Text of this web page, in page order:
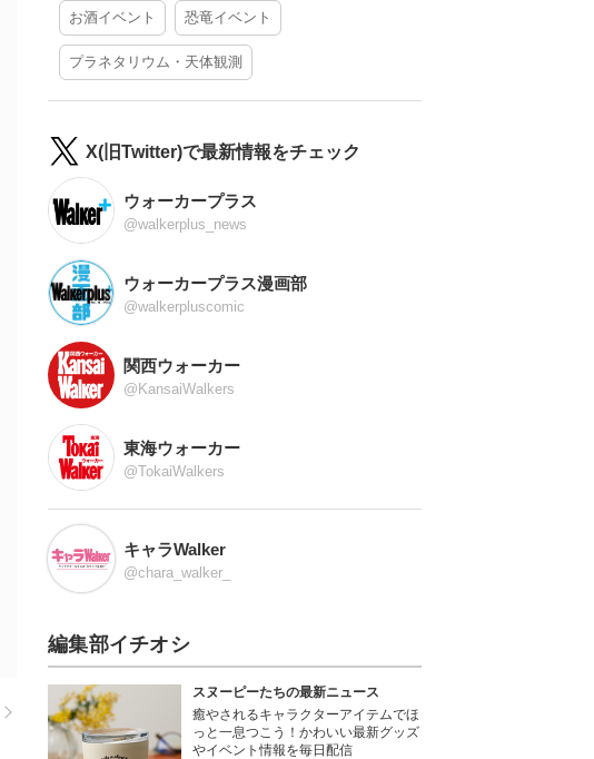
お酒イベント 恐竜イベント
プラネタリウム・天体観測
X(旧Twitter)で最新情報をチェック
ウォーカープラス
@walkerplus_news
ウォーカープラス漫画部
@walkerpluscomic
関西ウォーカー
@KansaiWalkers
東海ウォーカー
@TokaiWalkers
キャラWalker
@chara_walker_
編集部イチオシ
スヌーピーたちの最新ニュース
癒やされるキャラクターアイテムでほ
っと一息つこう！かわいい最新グッズ
やイベント情報を毎日配信